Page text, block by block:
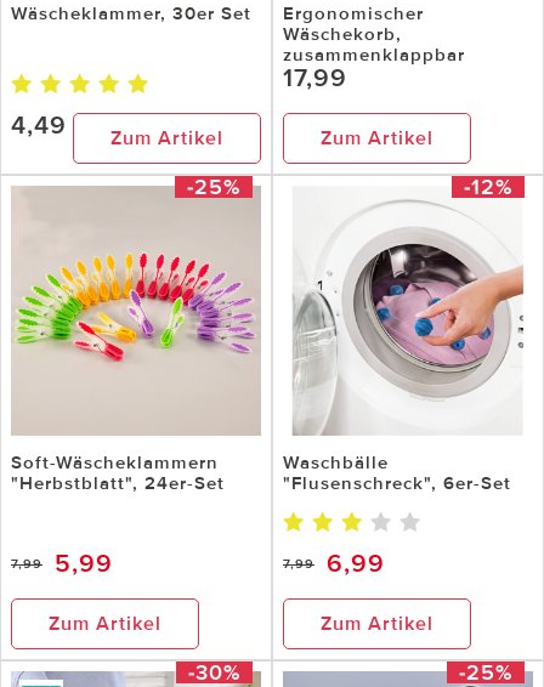
Wäscheklammer, 30er Set
4,49 Zum Artikel
Ergonomischer
Wäschekorb,
zusammenklappbar
17,99
Zum Artikel
-25%
Soft-Wäscheklammern
"Herbstblatt", 24er-Set
7,99 5,99
Zum Artikel
-12%
Waschbälle
"Flusenschreck", 6er-Set
7,99 6,99
Zum Artikel
-30% -25%